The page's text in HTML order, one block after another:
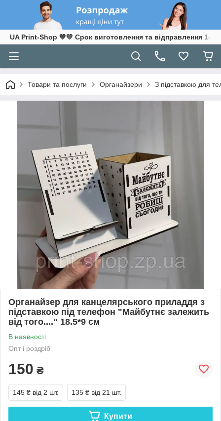
UA Print-Shop ​💙💛 Срок виготовлення та відправлення 1-3
Товари та послуги Органайзери З підставкою для
Органайзер для канцелярського приладдя з
підставкою під телефон "Майбутнє залежить
від того...." 18.5*9 см
В наявності
Опт і роздріб
150 ₴
145 ₴ від 2 шт. 135 ₴ від 21 шт.
Купити